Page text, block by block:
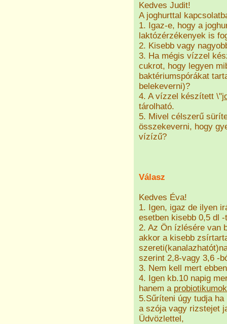
Kedves Judit!
A joghurttal
1. Igaz-e, hogy a
laktózérzékenyek is
2. Kisebb vagy
3. Ha mégis vízzel
cukrot, hogy legyen
baktériumspórákat
belekeverni)?
4. A vízzel készített \"
tárolható.
5. Mivel célszerű
összekeverni, hogy
vízízű?
Válasz
Kedves Éva!
1. Igen, igaz de ilyen
esetben kisebb 0,5 dl
2. Az Ön ízlésére van
akkor a kisebb
szerint 2,8-vagy 3,6 -
3. Nem kell mert
4. Igen kb.10 napig
hanem a probiotikumok
5.Sűríteni úgy tudja
a szója vagy rizstejet
Üdvözlettel,